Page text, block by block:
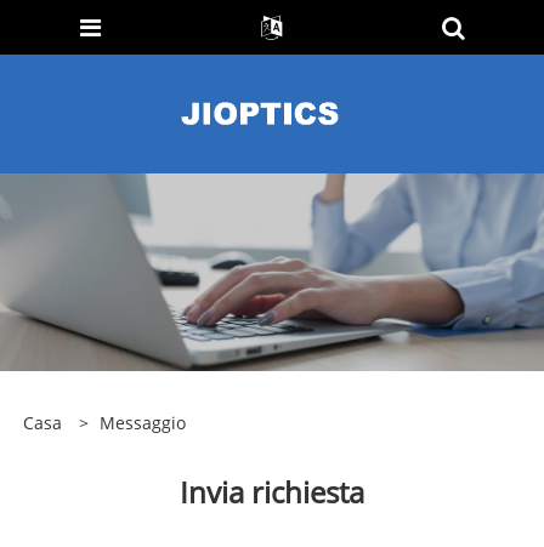
Casa > Messaggio
Invia richiesta